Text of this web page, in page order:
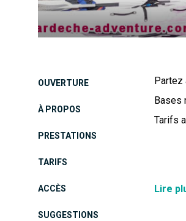
OUVERTURE
À PROPOS
PRESTATIONS
TARIFS
ACCÈS
SUGGESTIONS
Partez
Bases
Tarifs
Partez
Lire